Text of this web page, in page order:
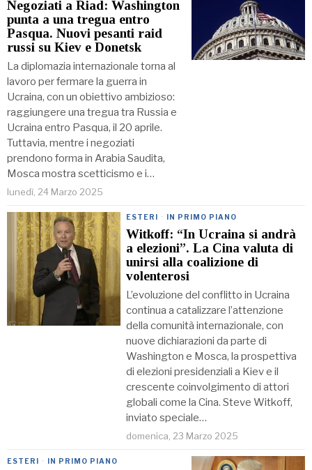
Negoziati a Riad: Washington
punta a una tregua entro
Pasqua. Nuovi pesanti raid
russi su Kiev e Donetsk
La diplomazia internazionale torna al
lavoro per fermare la guerra in
Ucraina, con un obiettivo ambizioso:
raggiungere una tregua tra Russia e
Ucraina entro Pasqua, il 20 aprile.
Tuttavia, mentre i negoziati
prendono forma in Arabia Saudita,
Mosca mostra scetticismo e i…
lunedì, 24 Marzo 2025
ESTERI · IN PRIMO PIANO
Witkoff: “In Ucraina si andrà
a elezioni”. La Cina valuta di
unirsi alla coalizione di
volenterosi
L’evoluzione del conflitto in Ucraina
continua a catalizzare l’attenzione
della comunità internazionale, con
nuove dichiarazioni da parte di
Washington e Mosca, la prospettiva
di elezioni presidenziali a Kiev e il
crescente coinvolgimento di attori
globali come la Cina. Steve Witkoff,
inviato speciale…
domenica, 23 Marzo 2025
ESTERI · IN PRIMO PIANO